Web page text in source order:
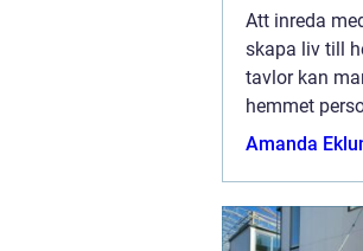
Att inreda
skapa liv till
tavlor kan
hemmet
variation
Amanda